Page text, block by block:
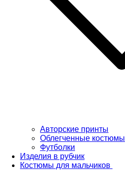
Авторские принты
Облегченные костюмы
Футболки
Изделия в рубчик
Костюмы для мальчиков